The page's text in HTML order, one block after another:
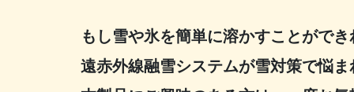
もし雪や氷を簡単に溶かすことがで
遠赤外線融雪システムが雪対策で悩